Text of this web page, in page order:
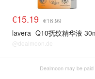
€15.19 €16.99
lavera Q10抚纹精华液
@dealmoon.de
Dealmoon may be